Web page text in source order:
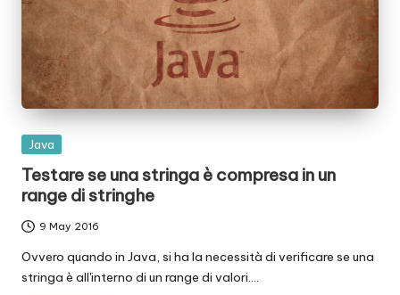
Posted
Java
Testare se una stringa è compresa in un
range di stringhe
9 May 2016
Ovvero quando in Java, si ha la necessità di verificare se una
stringa è all'interno di un range di valori.…